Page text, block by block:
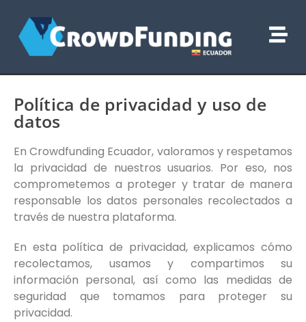
Política de privacidad y uso de
datos
En Crowdfunding Ecuador, valoramos y respetamos
la privacidad de nuestros usuarios. Por eso, nos
comprometemos a proteger y tratar de manera
responsable los datos personales recolectados a
través de nuestra plataforma.
En esta política de privacidad, explicamos cómo
recolectamos, usamos y compartimos su
información personal, así como las medidas de
seguridad que tomamos para proteger su
privacidad.